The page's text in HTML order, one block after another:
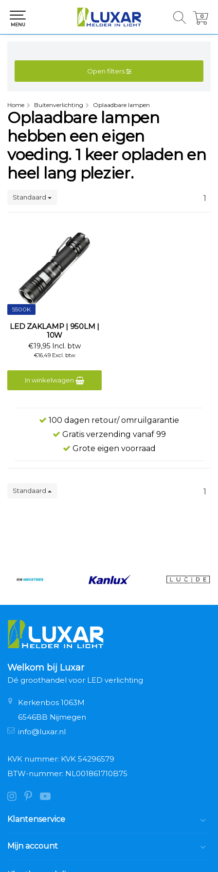
0
0
MENU
Open filters
Home Buitenverlichting Oplaadbare lampen
Oplaadbare lampen
hebben een eigen
voeding. 1 keer opladen en
heel lang plezier.
Standaard 1
5500K
LED ZAKLAMP | 950LM |
10W
€19,95 Incl. btw
€16,49 Excl. btw
In winkelwagen
100 dagen retour/ omruilgarantie
Gratis verzending vanaf 99
Grote eigen voorraad
Standaard 1
Welkom bij Luxar
Dé groothandel voor LED verlichting
Kerkenbos 1063M
6546BB Nijmegen
info@luxar.nl
KVK nummer: KVK 54296579
BTW-nummer: NL001861710B75
Klantenservice
Mijn account